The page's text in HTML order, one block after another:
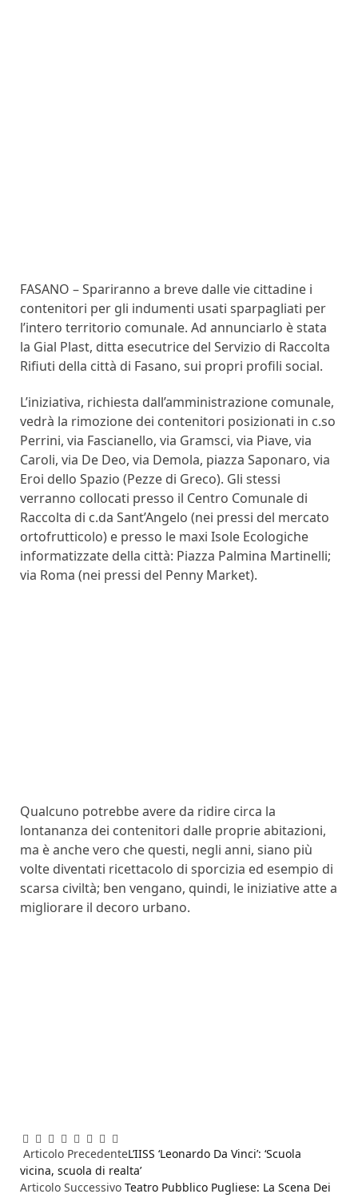
FASANO – Spariranno a breve dalle vie cittadine i
contenitori per gli indumenti usati sparpagliati per
l’intero territorio comunale. Ad annunciarlo è stata
la Gial Plast, ditta esecutrice del Servizio di Raccolta
Rifiuti della città di Fasano, sui propri profili social.
L’iniziativa, richiesta dall’amministrazione comunale,
vedrà la rimozione dei contenitori posizionati in c.so
Perrini, via Fascianello, via Gramsci, via Piave, via
Caroli, via De Deo, via Demola, piazza Saponaro, via
Eroi dello Spazio (Pezze di Greco). Gli stessi
verranno collocati presso il Centro Comunale di
Raccolta di c.da Sant’Angelo (nei pressi del mercato
ortofrutticolo) e presso le maxi Isole Ecologiche
informatizzate della città: Piazza Palmina Martinelli;
via Roma (nei pressi del Penny Market).
Qualcuno potrebbe avere da ridire circa la
lontananza dei contenitori dalle proprie abitazioni,
ma è anche vero che questi, negli anni, siano più
volte diventati ricettacolo di sporcizia ed esempio di
scarsa civiltà; ben vengano, quindi, le iniziative atte a
migliorare il decoro urbano.
Facebook
Twitter
Pinterest
LinkedIn
Reddit
WhatsApp
Telegram
Email
Articolo PrecedenteL’IISS ‘Leonardo Da Vinci’: ‘Scuola
vicina, scuola di realta’
Articolo Successivo Teatro Pubblico Pugliese: La Scena Dei